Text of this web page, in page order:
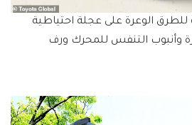
الوعرة على عجلة احتياطية
وأنبوب التنفس للمحرك ورف